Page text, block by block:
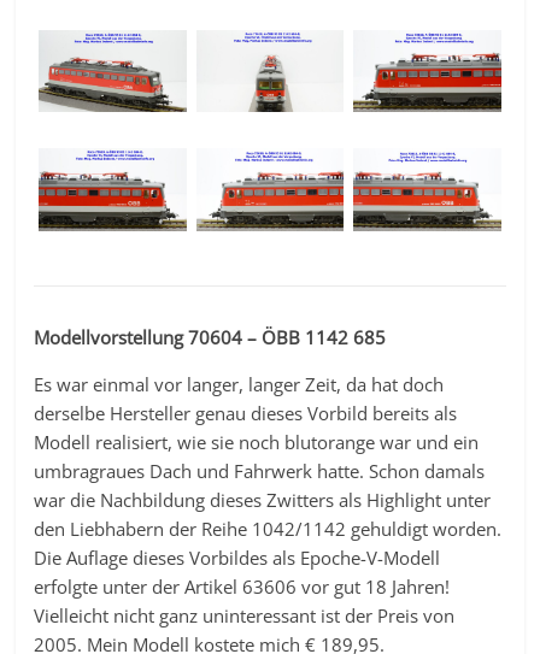
Modellvorstellung 70604 – ÖBB 1142 685
Es war einmal vor langer, langer Zeit, da hat doch
derselbe Hersteller genau dieses Vorbild bereits als
Modell realisiert, wie sie noch blutorange war und ein
umbragraues Dach und Fahrwerk hatte. Schon damals
war die Nachbildung dieses Zwitters als Highlight unter
den Liebhabern der Reihe 1042/1142 gehuldigt worden.
Die Auflage dieses Vorbildes als Epoche-V-Modell
erfolgte unter der Artikel 63606 vor gut 18 Jahren!
Vielleicht nicht ganz uninteressant ist der Preis von
2005. Mein Modell kostete mich € 189,95.